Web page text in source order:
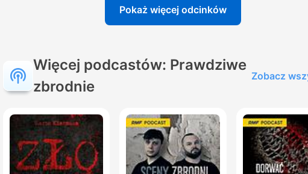
Ja, jag skulle kunna våldta eller döda dig. Ingen skulle
Och när Alan vaknar så kutar Derek därifrån och Alan
varningsskott ut i natten.
00:22:55 · Beskriver det extremt farliga ögonblicket när Derek
lyckas ta sig in i Colettes hem och konfronteras av Alan.
Pokaż więcej odcinków
Więcej podcastów: Prawdziwe
zbrodnie
Zobacz